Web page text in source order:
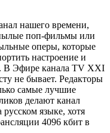
нашего времени,
поп-фильмы или
оперы, которые
настроение и
В Эфире канала TV XXI
не бывает. Редакторы
самые лучшие
делают канал
языке, хотя
4096 кбит в